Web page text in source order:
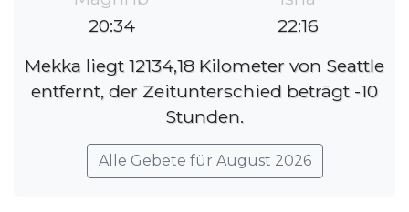
20:34
22:16
Mekka liegt 12134,18 Kilometer von Seattle
entfernt, der Zeitunterschied beträgt -10
Stunden.
Alle Gebete für August 2026